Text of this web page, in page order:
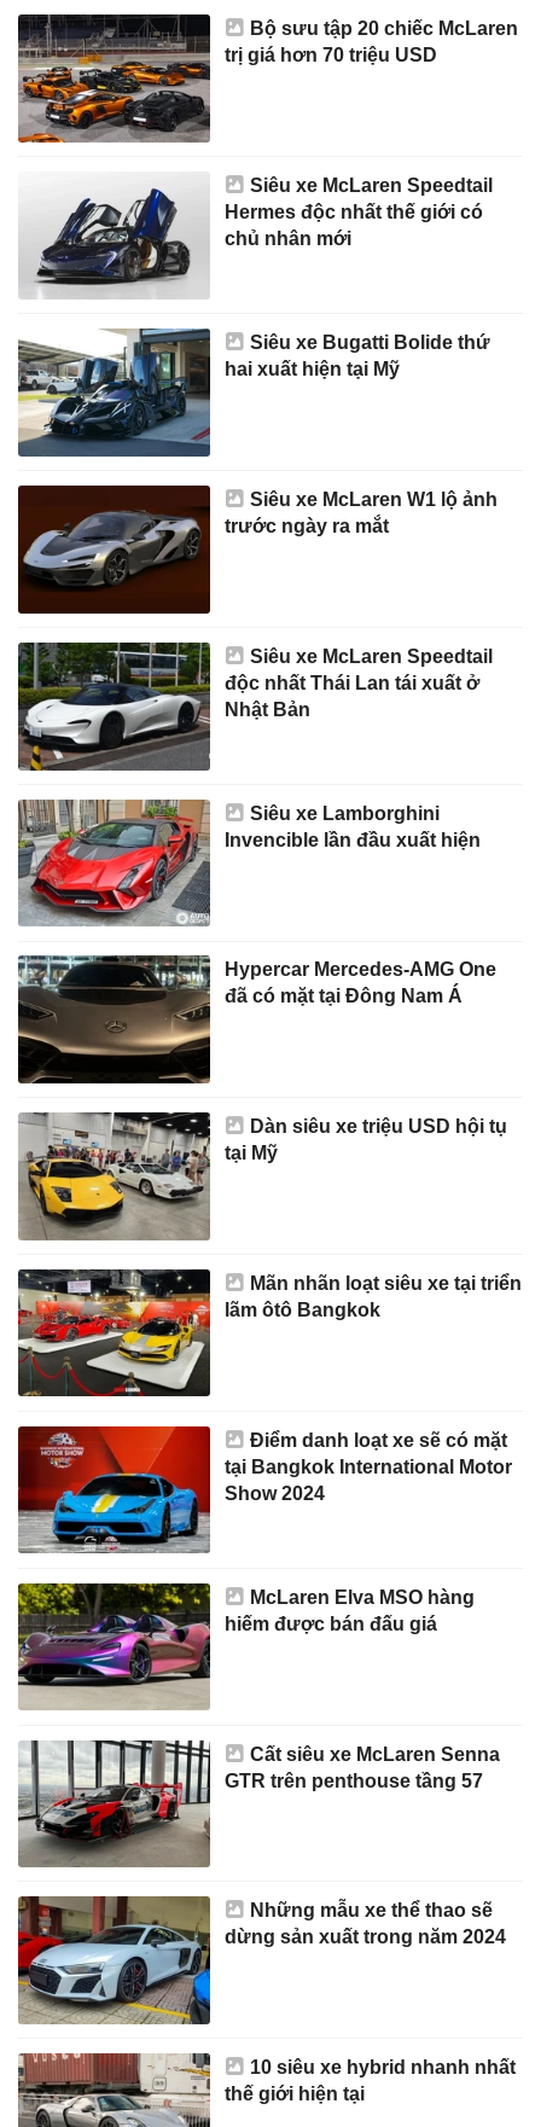
Bộ sưu tập 20 chiếc McLaren
trị giá hơn 70 triệu USD
Siêu xe McLaren Speedtail
Hermes độc nhất thế giới có
chủ nhân mới
Siêu xe Bugatti Bolide thứ
hai xuất hiện tại Mỹ
Siêu xe McLaren W1 lộ ảnh
trước ngày ra mắt
Siêu xe McLaren Speedtail
độc nhất Thái Lan tái xuất ở
Nhật Bản
Siêu xe Lamborghini
Invencible lần đầu xuất hiện
Hypercar Mercedes-AMG One
đã có mặt tại Đông Nam Á
Dàn siêu xe triệu USD hội tụ
tại Mỹ
Mãn nhãn loạt siêu xe tại triển
lãm ôtô Bangkok
Điểm danh loạt xe sẽ có mặt
tại Bangkok International Motor
Show 2024
McLaren Elva MSO hàng
hiếm được bán đấu giá
Cất siêu xe McLaren Senna
GTR trên penthouse tầng 57
Những mẫu xe thể thao sẽ
dừng sản xuất trong năm 2024
10 siêu xe hybrid nhanh nhất
thế giới hiện tại